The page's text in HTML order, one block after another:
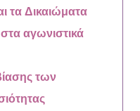
τα Δικαιώματα
αγωνιστικά
των